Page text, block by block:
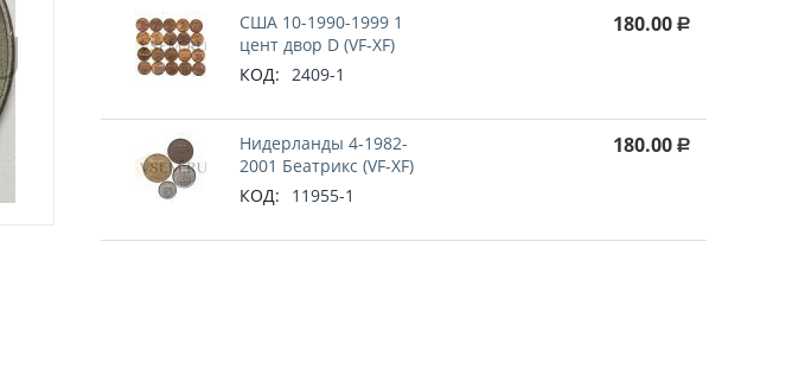
США 10-1990-1999 1
цент двор D (VF-XF)
КОД: 2409-1
180.00 Р
Нидерланды 4-1982-
2001 Беатрикс (VF-XF)
КОД:
11955-1
180.00 Р